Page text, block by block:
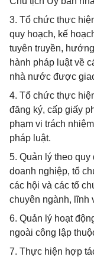
3. Tổ chức thực
quy hoạch, kế
tuyên truyền,
hành pháp luật về
nhà nước được
4. Tổ chức thực
đăng ký, cấp giấy
phạm vi trách
pháp luật.
5. Quản lý theo
doanh nghiệp, tổ
các hội và các tổ
chuyên ngành, lĩnh
6. Quản lý hoạt
ngoài công lập
7. Thực hiện hợp